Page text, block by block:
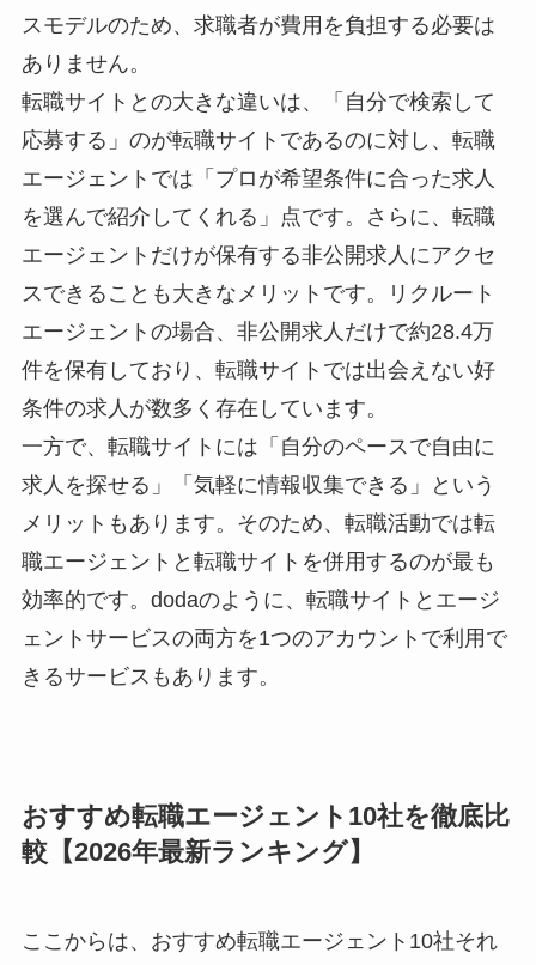
スモデルのため、求職者が費用を負担する必要は
ありません。
転職サイトとの大きな違いは、「自分で検索して
応募する」のが転職サイトであるのに対し、転職
エージェントでは「プロが希望条件に合った求人
を選んで紹介してくれる」点です。さらに、転職
エージェントだけが保有する非公開求人にアクセ
スできることも大きなメリットです。リクルート
エージェントの場合、非公開求人だけで約28.4万
件を保有しており、転職サイトでは出会えない好
条件の求人が数多く存在しています。
一方で、転職サイトには「自分のペースで自由に
求人を探せる」「気軽に情報収集できる」という
メリットもあります。そのため、転職活動では転
職エージェントと転職サイトを併用するのが最も
効率的です。dodaのように、転職サイトとエージ
ェントサービスの両方を1つのアカウントで利用で
きるサービスもあります。
おすすめ転職エージェント10社を徹底比
較【2026年最新ランキング】
ここからは、おすすめ転職エージェント10社それ